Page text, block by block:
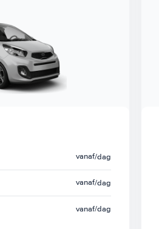
vanaf/dag
vanaf/dag
vanaf/dag